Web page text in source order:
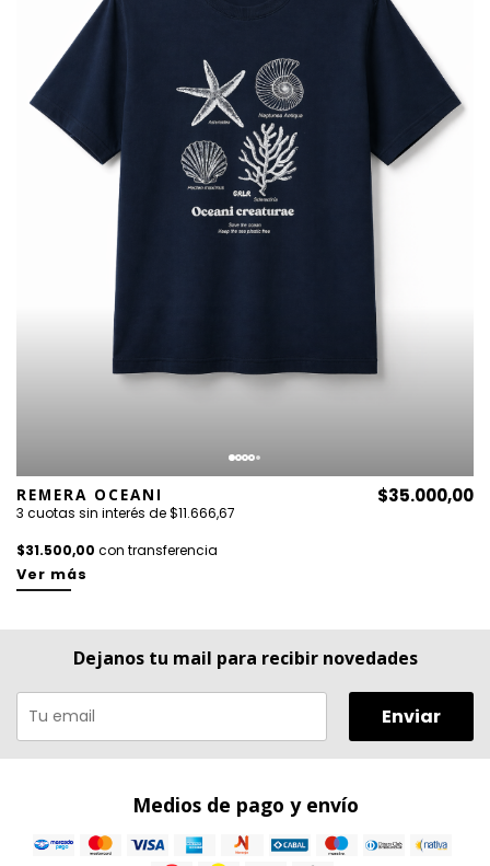
REMERA OCEANI
3 cuotas sin interés de $11.666,67
$31.500,00 con transferencia
$35.000,00
Ver más
Dejanos tu mail para recibir novedades
Enviar
Medios de pago y envío